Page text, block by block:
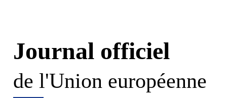
Journal officiel
de l'Union européenne